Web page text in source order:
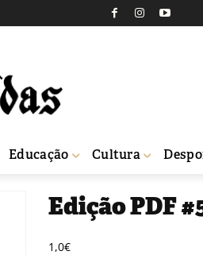
Educação Cultura
Edição PDF
1,0€